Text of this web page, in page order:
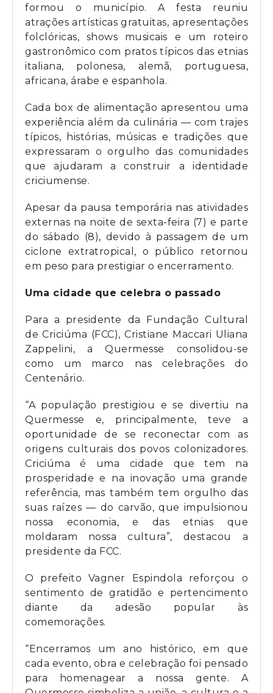
formou o município. A festa reuniu
atrações artísticas gratuitas, apresentações
folclóricas, shows musicais e um roteiro
gastronômico com pratos típicos das etnias
italiana, polonesa, alemã, portuguesa,
africana, árabe e espanhola.
Cada box de alimentação apresentou uma
experiência além da culinária — com trajes
típicos, histórias, músicas e tradições que
expressaram o orgulho das comunidades
que ajudaram a construir a identidade
criciumense.
Apesar da pausa temporária nas atividades
externas na noite de sexta-feira (7) e parte
do sábado (8), devido à passagem de um
ciclone extratropical, o público retornou
em peso para prestigiar o encerramento.
Uma cidade que celebra o passado
Para a presidente da Fundação Cultural
de Criciúma (FCC), Cristiane Maccari Uliana
Zappelini, a Quermesse consolidou-se
como um marco nas celebrações do
Centenário.
“A população prestigiou e se divertiu na
Quermesse e, principalmente, teve a
oportunidade de se reconectar com as
origens culturais dos povos colonizadores.
Criciúma é uma cidade que tem na
prosperidade e na inovação uma grande
referência, mas também tem orgulho das
suas raízes — do carvão, que impulsionou
nossa economia, e das etnias que
moldaram nossa cultura”, destacou a
presidente da FCC.
O prefeito Vagner Espindola reforçou o
sentimento de gratidão e pertencimento
diante da adesão popular às
comemorações.
“Encerramos um ano histórico, em que
cada evento, obra e celebração foi pensado
para homenagear a nossa gente. A